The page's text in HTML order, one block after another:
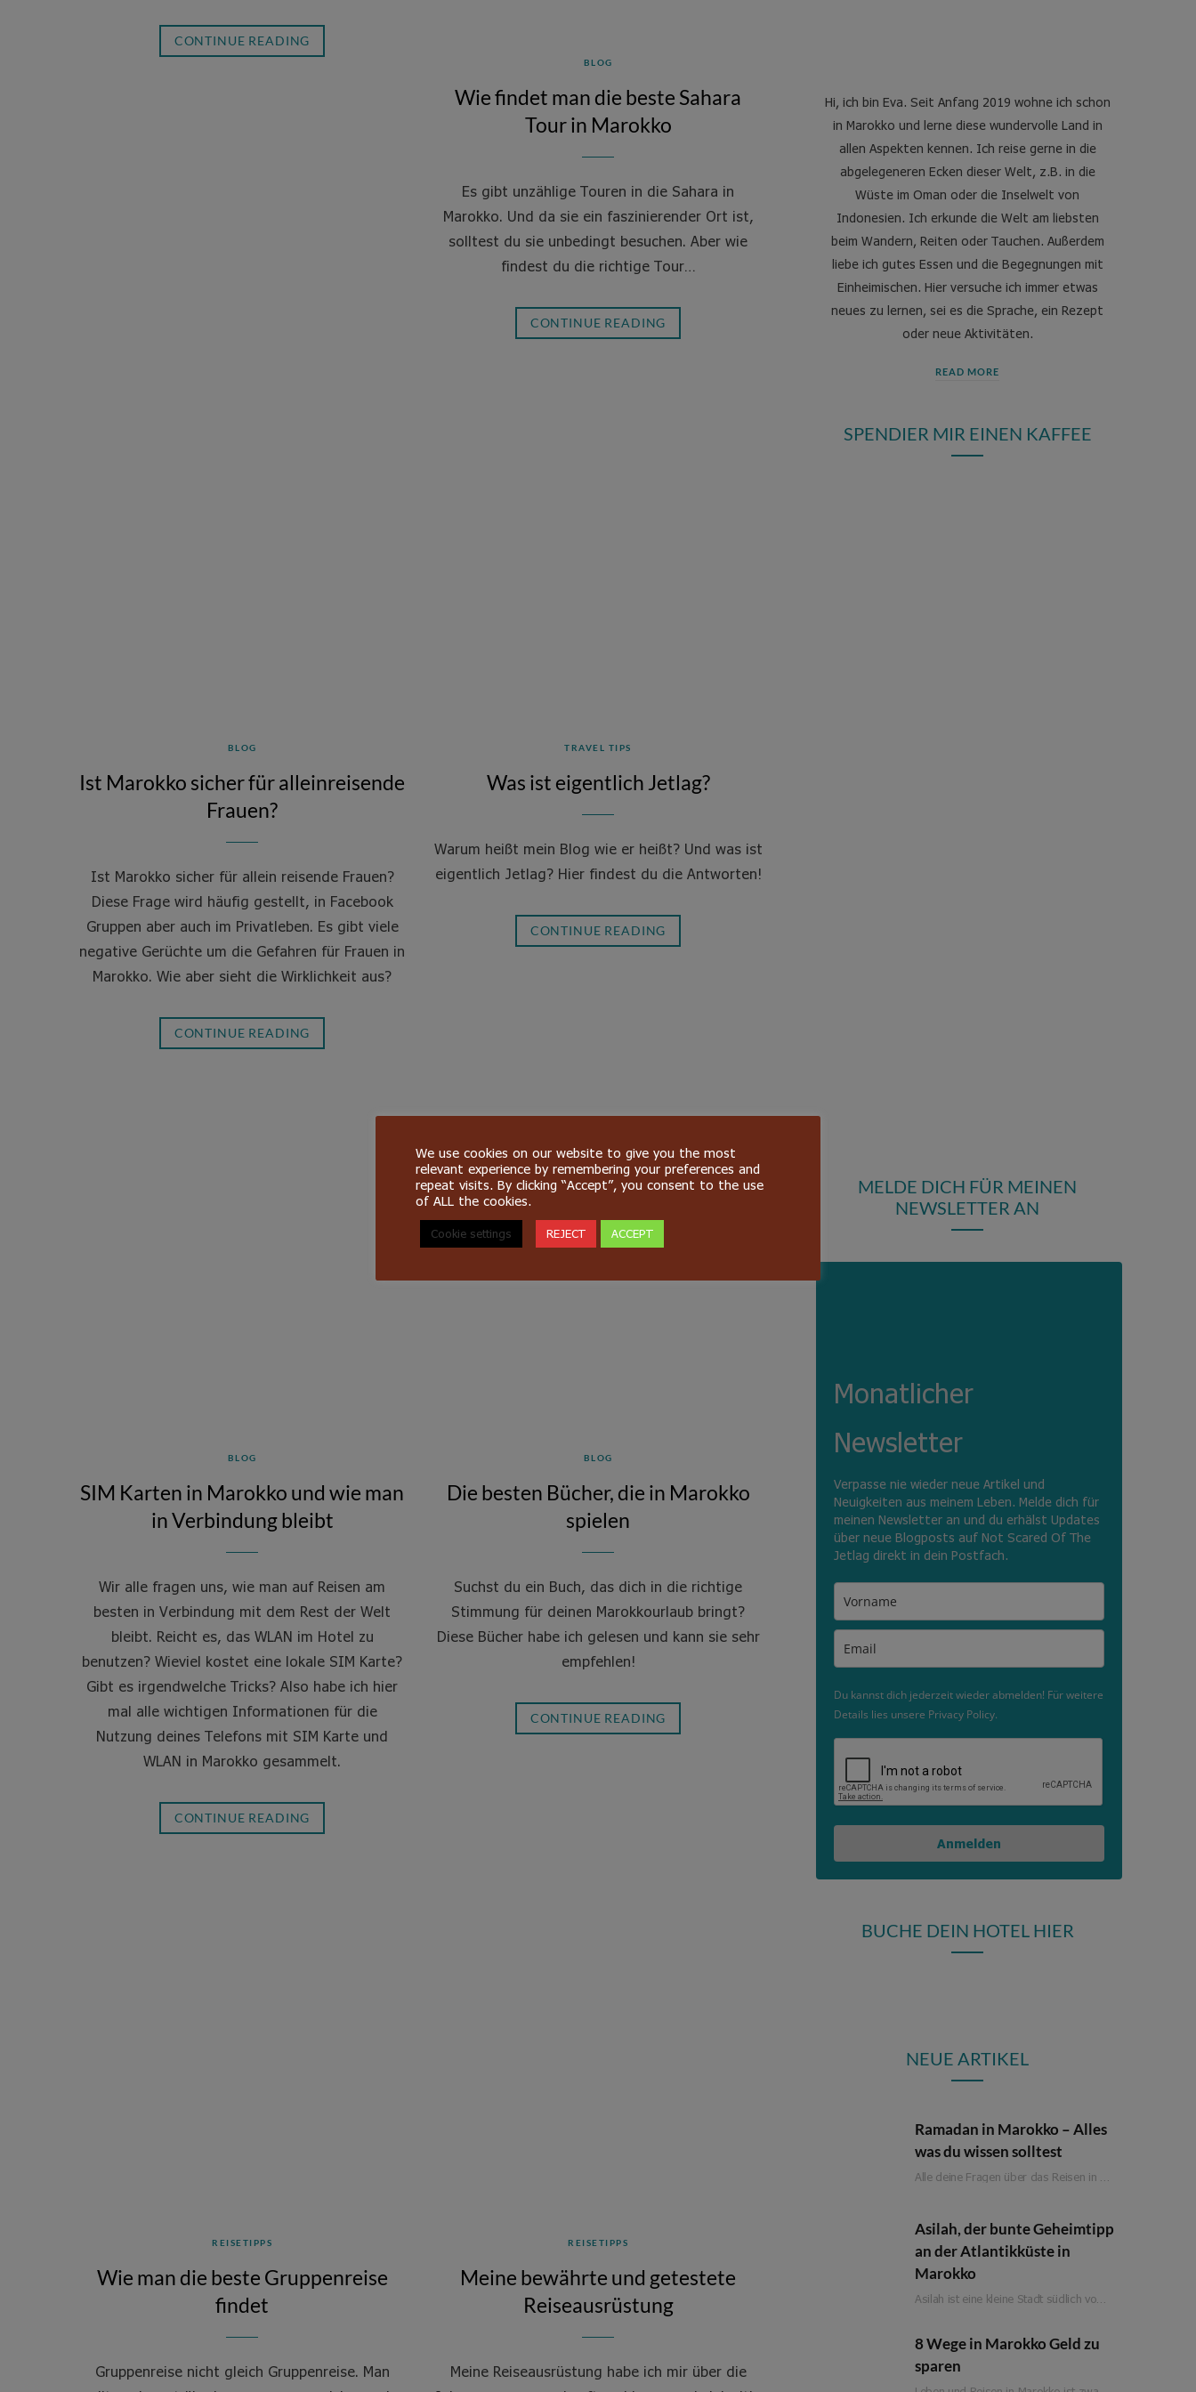
CONTINUE READING
BLOG
Wie findet man die beste Sahara
Tour in Marokko
Es gibt unzählige Touren in die Sahara in
Marokko. Und da sie ein faszinierender Ort ist,
solltest du sie unbedingt besuchen. Aber wie
findest du die richtige Tour…
CONTINUE READING
BLOG
Ist Marokko sicher für alleinreisende
Frauen?
Ist Marokko sicher für allein reisende Frauen?
Diese Frage wird häufig gestellt, in Facebook
Gruppen aber auch im Privatleben. Es gibt viele
negative Gerüchte um die Gefahren für Frauen in
Marokko. Wie aber sieht die Wirklichkeit aus?
CONTINUE READING
TRAVEL TIPS
Was ist eigentlich Jetlag?
Warum heißt mein Blog wie er heißt? Und was ist
eigentlich Jetlag? Hier findest du die Antworten!
CONTINUE READING
BLOG
SIM Karten in Marokko und wie man
in Verbindung bleibt
Wir alle fragen uns, wie man auf Reisen am
besten in Verbindung mit dem Rest der Welt
bleibt. Reicht es, das WLAN im Hotel zu
benutzen? Wieviel kostet eine lokale SIM Karte?
Gibt es irgendwelche Tricks? Also habe ich hier
mal alle wichtigen Informationen für die
Nutzung deines Telefons mit SIM Karte und
WLAN in Marokko gesammelt.
CONTINUE READING
BLOG
Die besten Bücher, die in Marokko
spielen
Suchst du ein Buch, das dich in die richtige
Stimmung für deinen Marokkourlaub bringt?
Diese Bücher habe ich gelesen und kann sie sehr
empfehlen!
CONTINUE READING
REISETIPPS
Wie man die beste Gruppenreise
findet
Gruppenreise nicht gleich Gruppenreise. Man
REISETIPPS
Meine bewährte und getestete
Reiseausrüstung
Meine Reiseausrüstung habe ich mir über die
Hi, ich bin Eva. Seit Anfang 2019 wohne ich schon
in Marokko und lerne diese wundervolle Land in
allen Aspekten kennen. Ich reise gerne in die
abgelegeneren Ecken dieser Welt, z.B. in die
Wüste im Oman oder die Inselwelt von
Indonesien. Ich erkunde die Welt am liebsten
beim Wandern, Reiten oder Tauchen. Außerdem
liebe ich gutes Essen und die Begegnungen mit
Einheimischen. Hier versuche ich immer etwas
neues zu lernen, sei es die Sprache, ein Rezept
oder neue Aktivitäten.
READ MORE
SPENDIER MIR EINEN KAFFEE
MELDE DICH FÜR MEINEN
NEWSLETTER AN
Monatlicher
Newsletter
Verpasse nie wieder neue Artikel und
Neuigkeiten aus meinem Leben. Melde dich für
meinen Newsletter an und du erhälst Updates
über neue Blogposts auf Not Scared Of The
Jetlag direkt in dein Postfach.
Du kannst dich jederzeit wieder abmelden! Für weitere
Details lies unsere Privacy Policy.
Anmelden
BUCHE DEIN HOTEL HIER
NEUE ARTIKEL
Ramadan in Marokko – Alles
was du wissen solltest
Asilah, der bunte Geheimtipp
an der Atlantikküste in
Marokko
8 Wege in Marokko Geld zu
sparen
We use cookies on our website to give you the most
relevant experience by remembering your preferences and
repeat visits. By clicking “Accept”, you consent to the use
of ALL the cookies.
Cookie settings REJECT ACCEPT